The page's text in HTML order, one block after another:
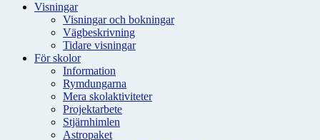
Visningar
Visningar och bokningar
Vägbeskrivning
Tidare visningar
För skolor
Information
Rymdungarna
Mera skolaktiviteter
Projektarbete
Stjärnhimlen
Astropaket